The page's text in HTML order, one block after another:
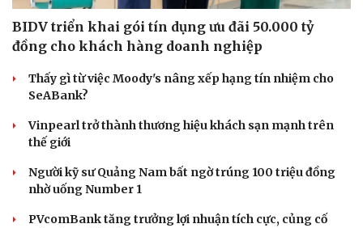
Cải chính
BIDV triển khai gói tín dụng ưu đãi 50.000 tỷ
đồng cho khách hàng doanh nghiệp
Thấy gì từ việc Moody's nâng xếp hạng tín nhiệm cho
SeABank?
Vinpearl trở thành thương hiệu khách sạn mạnh trên
thế giới
Người kỹ sư Quảng Nam bất ngờ trúng 100 triệu đồng
nhờ uống Number 1
PVcomBank tăng trưởng lợi nhuận tích cực, củng cố